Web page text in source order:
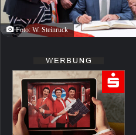
Foto: W. Steinruck